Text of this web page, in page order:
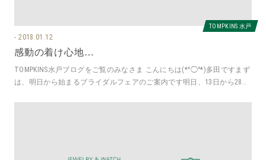
TOMPKINS 水戸
2018.01.12
感動の着け心地…
TOMPKINS水戸ブログをご覧のみなさま こんにちは(*^◯^*)多田ですまず
は、明日から始まるブライダルフェアのご案内です明日、13日から28日